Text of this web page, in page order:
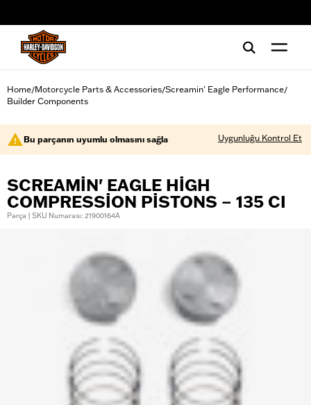
Home/Motorcycle Parts & Accessories/Screamin' Eagle Performance/
Builder Components
Bu parçanın uyumlu olmasını sağla Uygunluğu Kontrol Et
SCREAMIN' EAGLE HIGH
COMPRESSION PISTONS – 135 CI
Parça | SKU Numarası: 21900164A